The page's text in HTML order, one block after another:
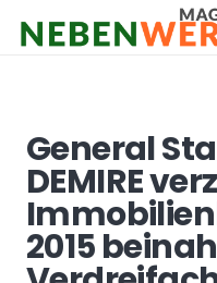
General
DEMIRE
2015